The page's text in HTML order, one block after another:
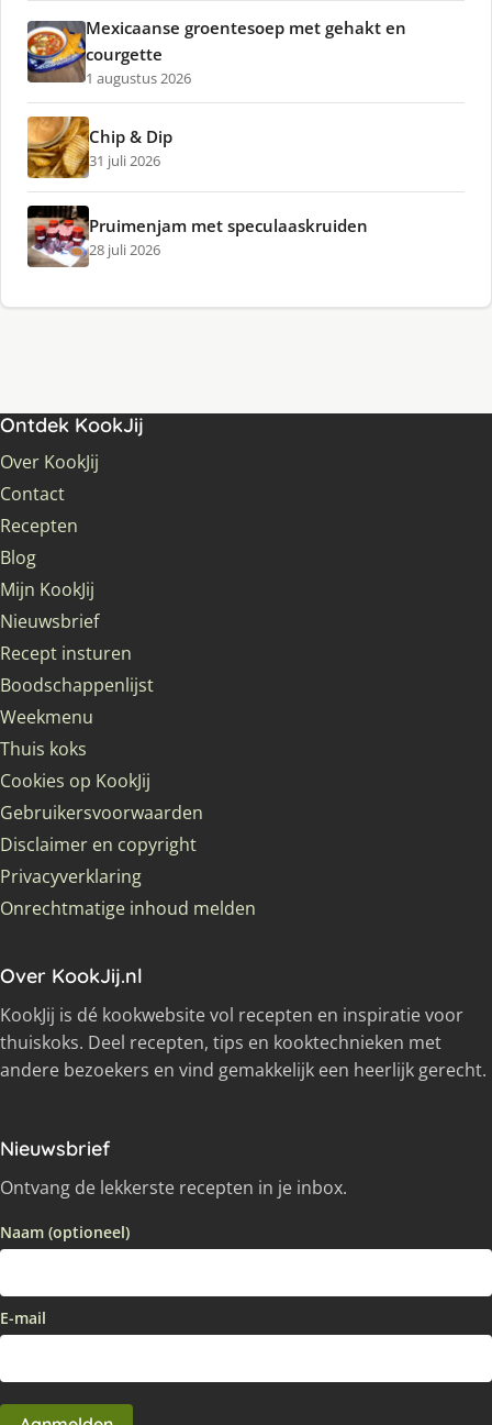
Mexicaanse groentesoep met gehakt en
courgette
1 augustus 2026
Chip & Dip
31 juli 2026
Pruimenjam met speculaaskruiden
28 juli 2026
Ontdek KookJij
Over KookJij
Contact
Recepten
Blog
Mijn KookJij
Nieuwsbrief
Recept insturen
Boodschappenlijst
Weekmenu
Thuis koks
Cookies op KookJij
Gebruikersvoorwaarden
Disclaimer en copyright
Privacyverklaring
Onrechtmatige inhoud melden
Over KookJij.nl
KookJij is dé kookwebsite vol recepten en inspiratie voor
thuiskoks. Deel recepten, tips en kooktechnieken met
andere bezoekers en vind gemakkelijk een heerlijk gerecht.
Nieuwsbrief
Ontvang de lekkerste recepten in je inbox.
Naam (optioneel)
E-mail